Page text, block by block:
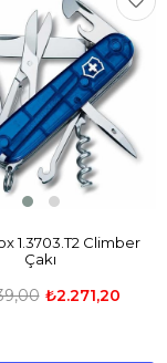
1.3703.T2 Climber
Çakı
₺2.271,20